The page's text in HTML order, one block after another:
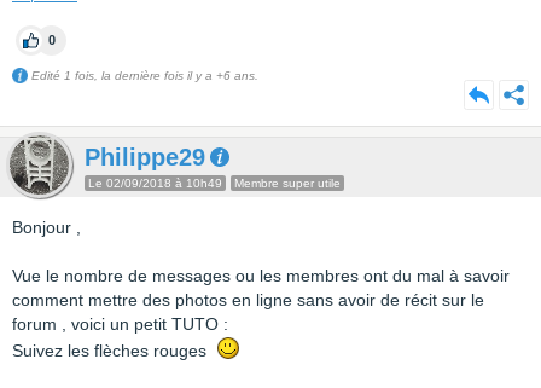
0
Edité 1 fois, la dernière fois il y a +6 ans.
Philippe29
Le 02/09/2018 à 10h49 Membre super utile
Bonjour ,
Vue le nombre de messages ou les membres ont du mal à savoir
comment mettre des photos en ligne sans avoir de récit sur le
forum , voici un petit TUTO :
Suivez les flèches rouges